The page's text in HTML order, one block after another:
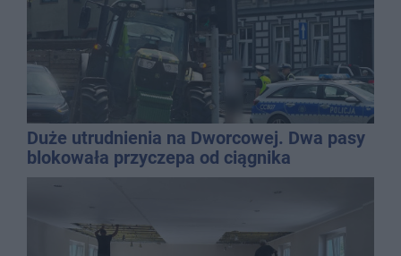
Duże utrudnienia na Dworcowej. Dwa pasy
blokowała przyczepa od ciągnika